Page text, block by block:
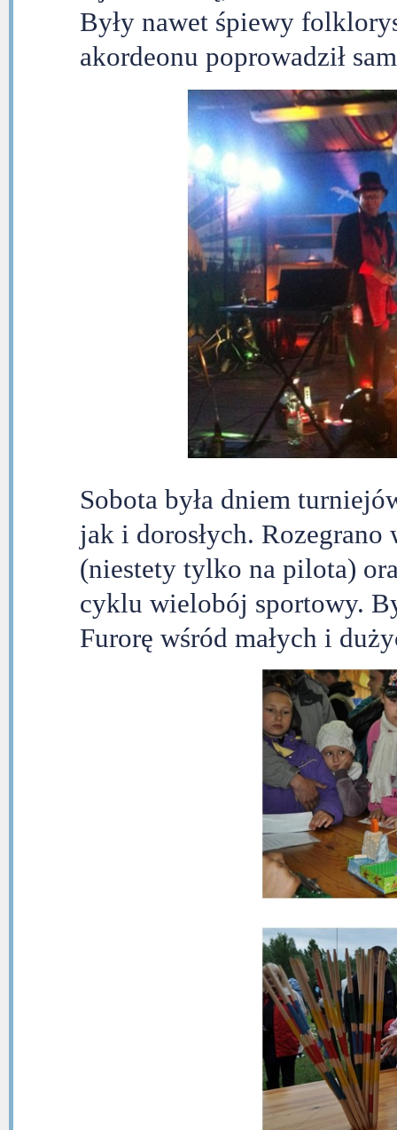
Były nawet śpiewy
akordeonu poprowadził
Sobota była dniem
jak i dorosłych.
(niestety tylko na pilota)
cyklu wielobój sportowy.
Furorę wśród małych i